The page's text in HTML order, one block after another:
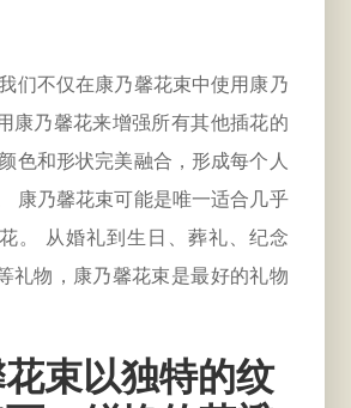
们不仅在康乃馨花束中使用康乃
康乃馨花来增强所有其他插花的
色和形状完美融合，形成每个人
康乃馨花束可能是唯一适合几乎
。 从婚礼到生日、葬礼、纪念
礼物，康乃馨花束是最好的礼物
束以独特的纹